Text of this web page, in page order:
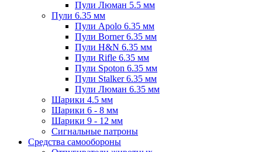
Пули Люман 5.5 мм
Пули 6.35 мм
Пули Apolo 6.35 мм
Пули Borner 6.35 мм
Пули H&N 6.35 мм
Пули Rifle 6.35 мм
Пули Spoton 6.35 мм
Пули Stalker 6.35 мм
Пули Люман 6.35 мм
Шарики 4.5 мм
Шарики 6 - 8 мм
Шарики 9 - 12 мм
Сигнальные патроны
Средства самообороны